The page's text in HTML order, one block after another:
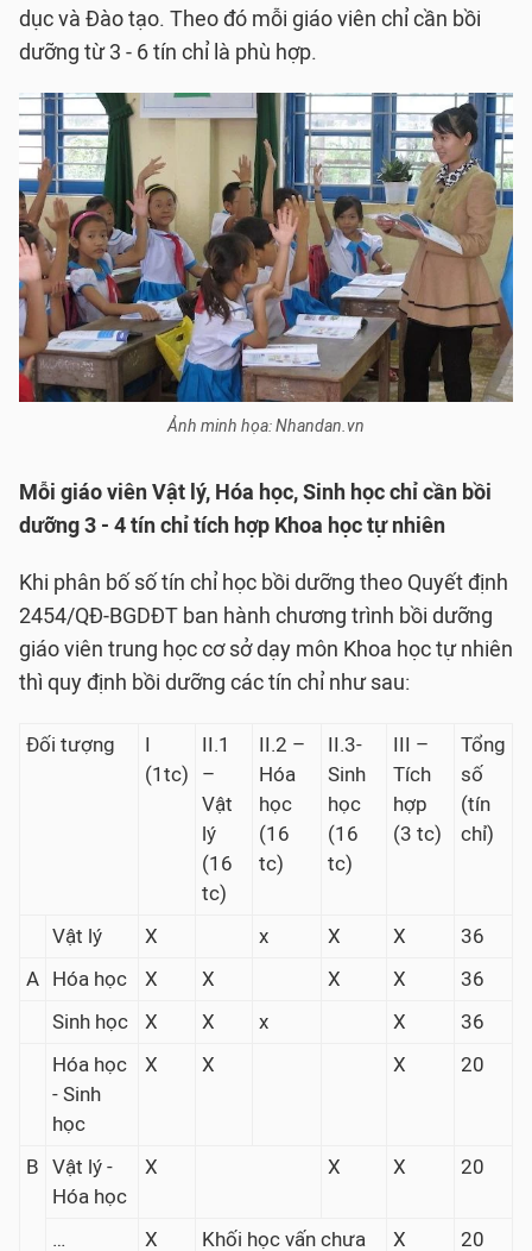
dục và Đào tạo. Theo đó mỗi giáo viên chỉ cần bồi
dưỡng từ 3 - 6 tín chỉ là phù hợp.
Ảnh minh họa: Nhandan.vn
Mỗi giáo viên Vật lý, Hóa học, Sinh học chỉ cần bồi
dưỡng 3 - 4 tín chỉ tích hợp Khoa học tự nhiên
Khi phân bố số tín chỉ học bồi dưỡng theo Quyết định
2454/QĐ-BGDĐT ban hành chương trình bồi dưỡng
giáo viên trung học cơ sở dạy môn Khoa học tự nhiên
thì quy định bồi dưỡng các tín chỉ như sau:
Đối tượng
I
(1tc)
II.1
–
Vật
lý
(16
tc)
II.2 –
Hóa
học
(16
tc)
II.3-
Sinh
học
(16
tc)
III –
Tích
hợp
(3 tc)
Tổng
số
(tín
chỉ)
Vật lý X x X X
36
A Hóa học X X X X
36
Sinh học
X X x X
36
Hóa học
- Sinh
học
X X X 20
B Vật lý -
Hóa học
X X X 20
… X Khối học vấn chưa X 20